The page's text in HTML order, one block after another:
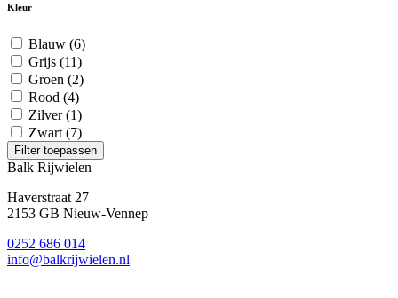
Kleur
Blauw (6)
Grijs (11)
Groen (2)
Rood (4)
Zilver(1)
Zwart (7)
Filter toepassen
Balk Rijwielen
Haverstraat 27
2153 GB Nieuw-Vennep
0252 686 014
info@balkrijwielen.nl